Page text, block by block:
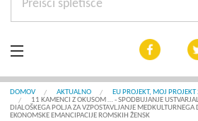
Aktualno
DOMOV AKTUALNO EU PROJEKT, MOJ
11 KAMENCI Z OKUSOM … - SPODBUJANJE
DIALOŠKEGA POLJA ZA VZPOSTAVLJANJE
EKONOMSKE EMANCIPACIJE ROMSKIH ŽENSK